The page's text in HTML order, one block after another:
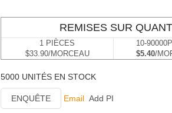
REMISES SUR
1 PIÈCES
$33.90/MORCEAU
10-
$5.40/
5000 UNITÉS EN STOCK
ENQUÊTE Email Add PI